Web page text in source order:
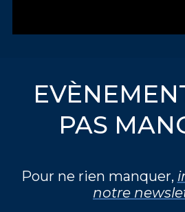
PAS
Pour ne rien manquer,
notre